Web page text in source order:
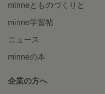
minneとものづくりと
minne学習帖
ニュース
minneの本
企業の方へ